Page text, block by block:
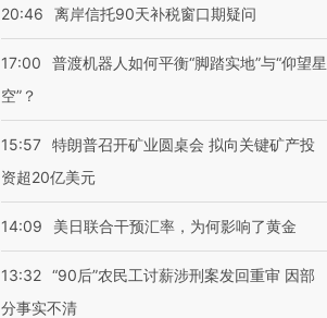
20:46 离岸信托90天补税窗口期疑问
17:00
普渡机器人如何平衡“脚踏实地”与“仰望星
空”？
15:57 特朗普召开矿业圆桌会 拟向关键矿产投
资超20亿美元
14:09 美日联合干预汇率，为何影响了黄金
13:32 “90后”农民工讨薪涉刑案发回重审 因部
分事实不清